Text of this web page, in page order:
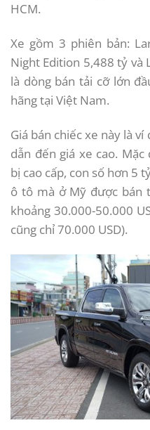
HCM.
Xe gồm 3 phiên bản:
Night Edition 5,488 tỷ và
là dòng bán tải cỡ lớn
hãng tại Việt Nam.
Giá bán chiếc xe này là
dẫn đến giá xe cao.
bị cao cấp, con số hơn 5
ô tô mà ở Mỹ được bán
khoảng 30.000-50.000
cũng chỉ 70.000 USD).